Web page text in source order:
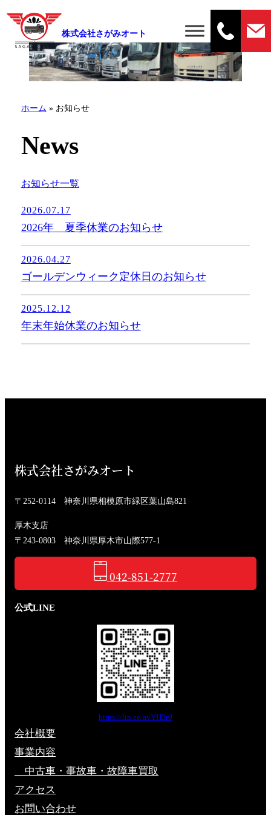
株式会社さがみオート
ホーム »お知らせ
News
お知らせ一覧
2026.07.17
2026年 夏季休業のお知らせ
2026.04.27
ゴールデンウィーク定休日のお知らせ
2025.12.12
年末年始休業のお知らせ
株式会社さがみオート
〒252-0114 神奈川県相模原市緑区葉山島821
厚木支店
〒243-0803 神奈川県厚木市山際577-1
042-851-2777
公式LINE
https://lin.ee/avYH3r0
会社概要
事業内容
中古車・事故車・故障車買取
アクセス
お問い合わせ